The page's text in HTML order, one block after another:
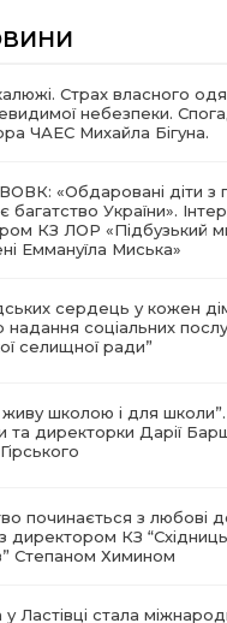
Страх власного
небезпеки.
ЧАЕС Михайла Бігуна.
«Обдаровані діти з
багатство України».
КЗ ЛОР «Підбузький
Еммануїла Миська»
сердець у кожен
надання соціальних
селищної ради”
живу школою і для школи”.
та директорки Дарії
починається з любові
з директором КЗ
Степаном Химином
у Ластівці стала